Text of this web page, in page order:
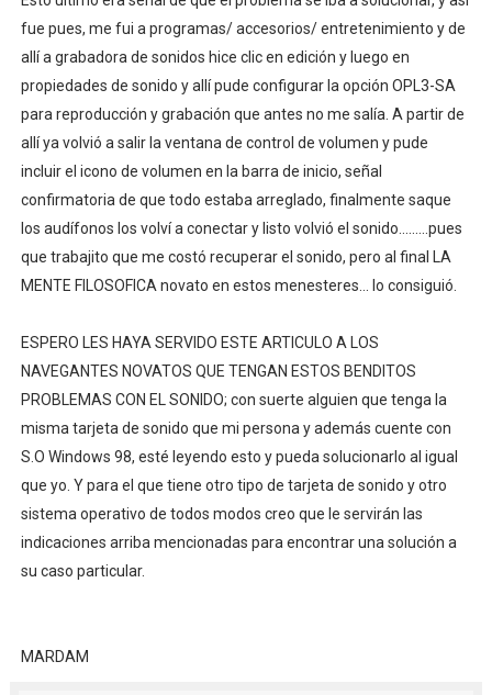
fue pues, me fui a programas/ accesorios/ entretenimiento y de
allí a grabadora de sonidos hice clic en edición y luego en
propiedades de sonido y allí pude configurar la opción OPL3-SA
para reproducción y grabación que antes no me salía. A partir de
allí ya volvió a salir la ventana de control de volumen y pude
incluir el icono de volumen en la barra de inicio, señal
confirmatoria de que todo estaba arreglado, finalmente saque
los audífonos los volví a conectar y listo volvió el sonido.........pues
que trabajito que me costó recuperar el sonido, pero al final LA
MENTE FILOSOFICA novato en estos menesteres... lo consiguió.
ESPERO LES HAYA SERVIDO ESTE ARTICULO A LOS
NAVEGANTES NOVATOS QUE TENGAN ESTOS BENDITOS
PROBLEMAS CON EL SONIDO; con suerte alguien que tenga la
misma tarjeta de sonido que mi persona y además cuente con
S.O Windows 98, esté leyendo esto y pueda solucionarlo al igual
que yo. Y para el que tiene otro tipo de tarjeta de sonido y otro
sistema operativo de todos modos creo que le servirán las
indicaciones arriba mencionadas para encontrar una solución a
su caso particular.
MARDAM